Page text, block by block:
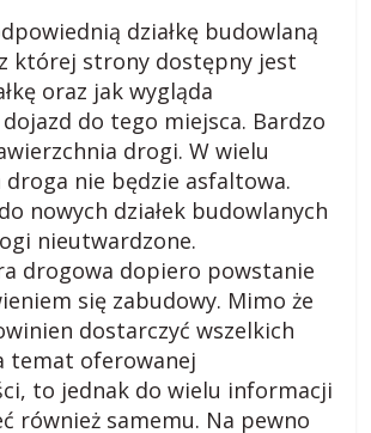
działkę budowlaną
której strony dostępny jest
oraz jak wygląda
do tego miejsca. Bardzo
drogi. W wielu
droga nie będzie asfaltowa.
nowych działek budowlanych
nieutwardzone.
drogowa dopiero powstanie
się zabudowy. Mimo że
dostarczyć wszelkich
temat oferowanej
to jednak do wielu informacji
również samemu. Na pewno